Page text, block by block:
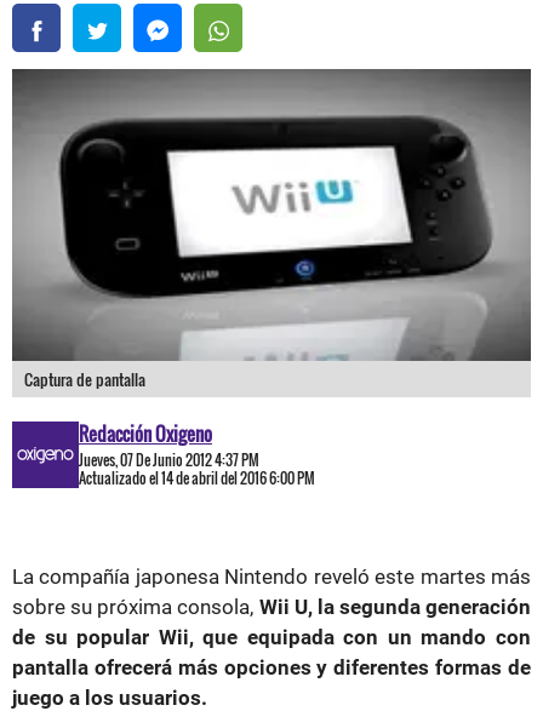
Captura de pantalla
Redacción Oxigeno
Jueves, 07 De Junio 2012 4:37 PM
Actualizado el 14 de abril del 2016 6:00 PM
La compañía japonesa Nintendo reveló este martes más
sobre su próxima consola, Wii U, la segunda generación
de su popular Wii, que equipada con un mando con
pantalla ofrecerá más opciones y diferentes formas de
juego a los usuarios.